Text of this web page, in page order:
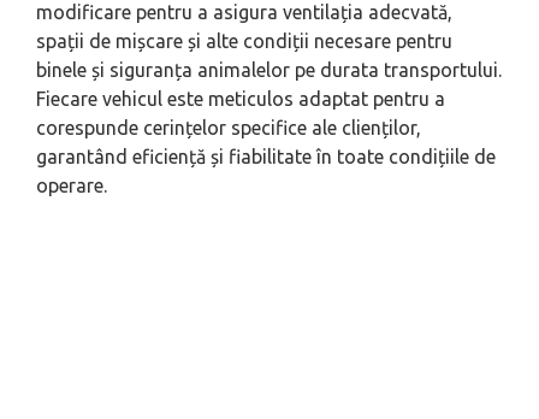
modificare pentru a asigura ventilația adecvată,
spații de mișcare și alte condiții necesare pentru
binele și siguranța animalelor pe durata transportului.
Fiecare vehicul este meticulos adaptat pentru a
corespunde cerințelor specifice ale clienților,
garantând eficiență și fiabilitate în toate condițiile de
operare.